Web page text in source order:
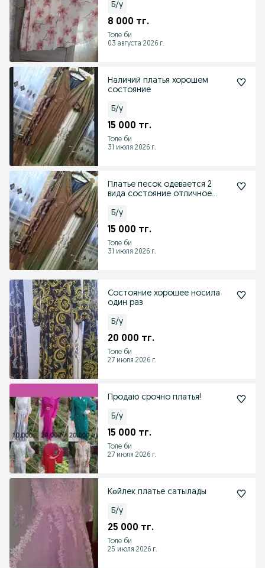
Б/у
8 000 тг.
Толе би
03 августа 2026 г.
Наличий платья хорошем
состояние
Б/у
15 000 тг.
Толе би
31 июля 2026 г.
Платье песок одевается 2
вида состояние отличное
Б/у
15 000 тг.
Толе би
31 июля 2026 г.
Состояние хорошее носила
один раз
Б/у
20 000 тг.
Толе би
27 июля 2026 г.
Продаю срочно платья!
Б/у
15 000 тг.
Толе би
27 июля 2026 г.
Көйлек платье сатылады
Б/у
25 000 тг.
Толе би
25 июля 2026 г.